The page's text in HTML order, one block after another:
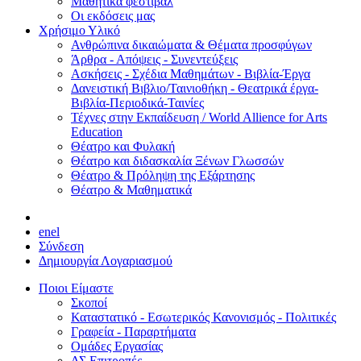
Οι εκδόσεις μας
Χρήσιμο Υλικό
Ανθρώπινα δικαιώματα & Θέματα προσφύγων
Άρθρα - Απόψεις - Συνεντεύξεις
Ασκήσεις - Σχέδια Μαθημάτων - Βιβλία-Έργα
Δανειστική Βιβλιο/Ταινιοθήκη - Θεατρικά έργα-
Βιβλία-Περιοδικά-Ταινίες
Τέχνες στην Εκπαίδευση / World Allience for Arts
Education
Θέατρο και Φυλακή
Θέατρο και διδασκαλία Ξένων Γλωσσών
Θέατρο & Πρόληψη της Εξάρτησης
Θέατρο & Μαθηματικά
enel
Σύνδεση
Δημιουργία Λογαριασμού
Ποιοι Είμαστε
Σκοποί
Καταστατικό - Εσωτερικός Κανονισμός - Πολιτικές
Γραφεία - Παραρτήματα
Ομάδες Εργασίας